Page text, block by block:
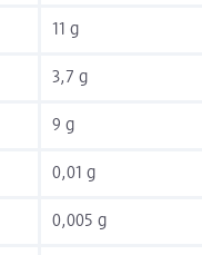
11 g
3,7 g
9 g
0,01 g
0,005 g